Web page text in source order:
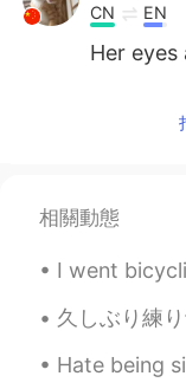
CN EN
Her
相關動態
I went bicycling near Tama
久しぶり練り切りを作った！✨😄✨楽しかった！嬉しかった。和
Hate being sick and having to